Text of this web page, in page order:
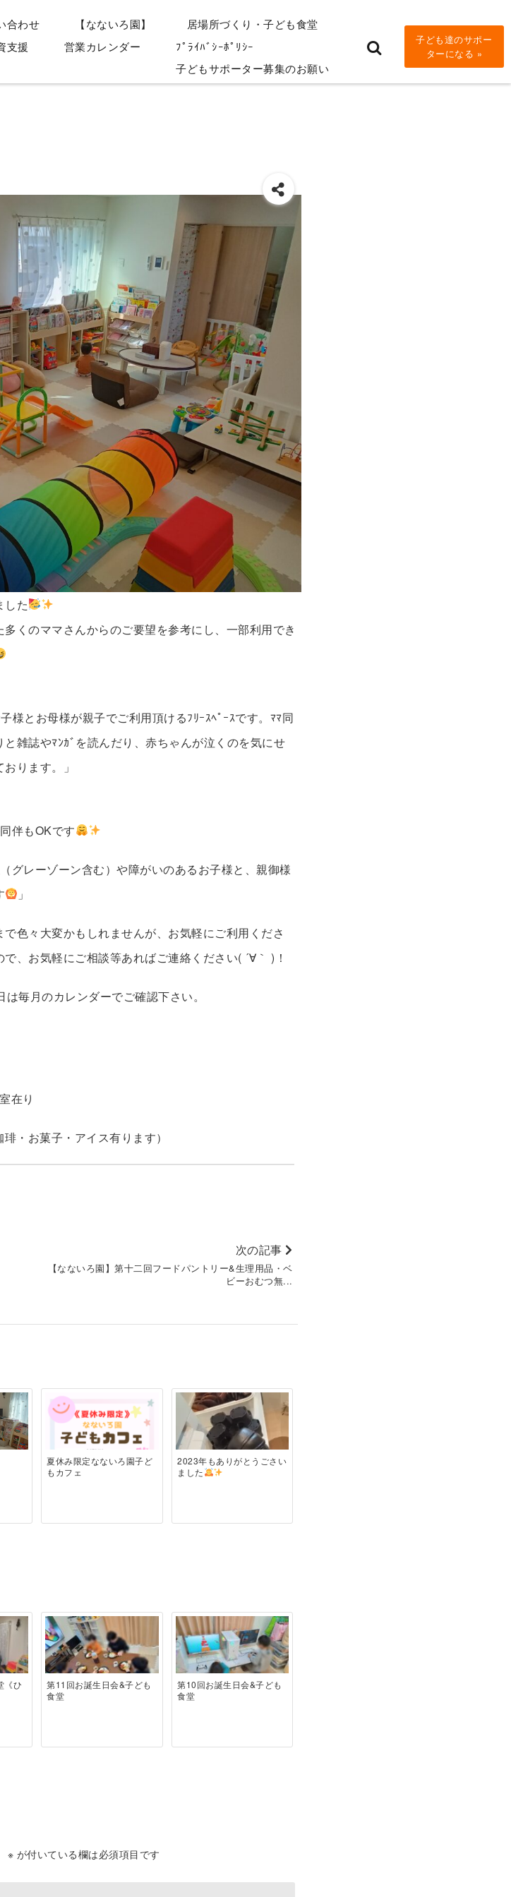
合わせ 【なないろ園】
居場所づくり・子ども食堂
支援 営業カレンダー
ﾌﾟﾗｲﾊﾞｼｰﾎﾟﾘｼｰ
子どもサポーター募集のお願い
子ども達のサポー
ターになる »
した
くのママさんからのご要望を参考にし、一部利用でき
様とお母様が親子でご利用頂けるﾌﾘｰｽﾍﾟｰｽです。ﾏﾏ同
雑誌やﾏﾝｶﾞを読んだり、赤ちゃんが泣くのを気にせ
ります。」
伴もOKです
グレーゾーン含む）や障がいのあるお子様と、親御様
」
色々大変かもしれませんが、お気軽にご利用くださ
、お気軽にご相談等あればご連絡ください( ´∀｀ )！
毎月のカレンダーでご確認下さい。
在り
・お菓子・アイス有ります）
次の記事
【なないろ園】第十二回フードパントリー&生理用品・ベ
ビーおむつ無...
夏休み限定なないろ園子ど
もカフェ
2023年もありがとうごさい
ました
《ひ
第11回お誕生日会&子ども
食堂
第10回お誕生日会&子ども
食堂
※ が付いている欄は必須項目です